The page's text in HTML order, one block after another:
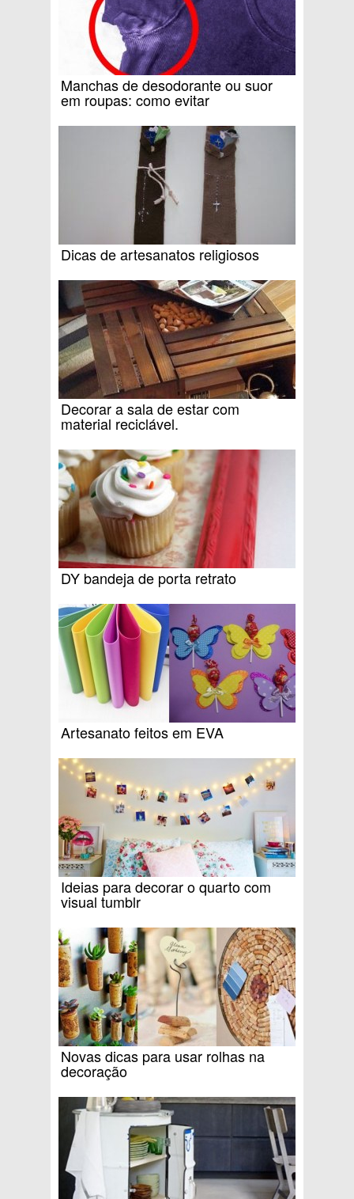
Manchas de desodorante ou suor
em roupas: como evitar
Dicas de artesanatos religiosos
Decorar a sala de estar com
material reciclável.
DY bandeja de porta retrato
Artesanato feitos em EVA
Ideias para decorar o quarto com
visual tumblr
Novas dicas para usar rolhas na
decoração